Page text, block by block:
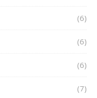
(6)
(6)
(6)
(7)